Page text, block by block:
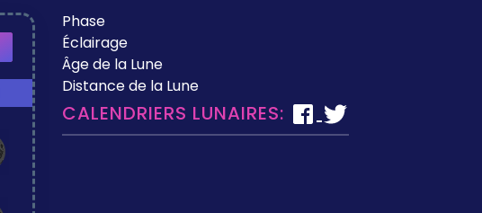
Phase
Éclairage
Âge de la Lune
Distance de la Lune
CALENDRIERS LUNAIRES: